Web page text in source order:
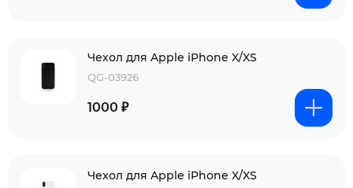
Чехол для Apple iPhone X/XS
QG-03926
1000 ₽
Чехол для Apple iPhone X/XS